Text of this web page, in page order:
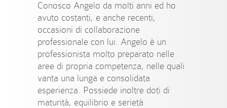
Conosco Angelo da molti anni ed ho
avuto costanti, e anche recenti,
occasioni di collaborazione
professionale con lui. Angelo è un
professionista molto preparato nelle
aree di propria competenza, nelle quali
vanta una lunga e consolidata
esperienza. Possiede inoltre doti di
maturità, equilibrio e serietà